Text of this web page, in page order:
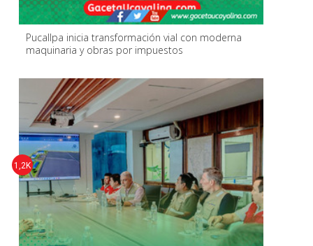
Pucallpa inicia transformación vial con moderna
maquinaria y obras por impuestos
1,2K